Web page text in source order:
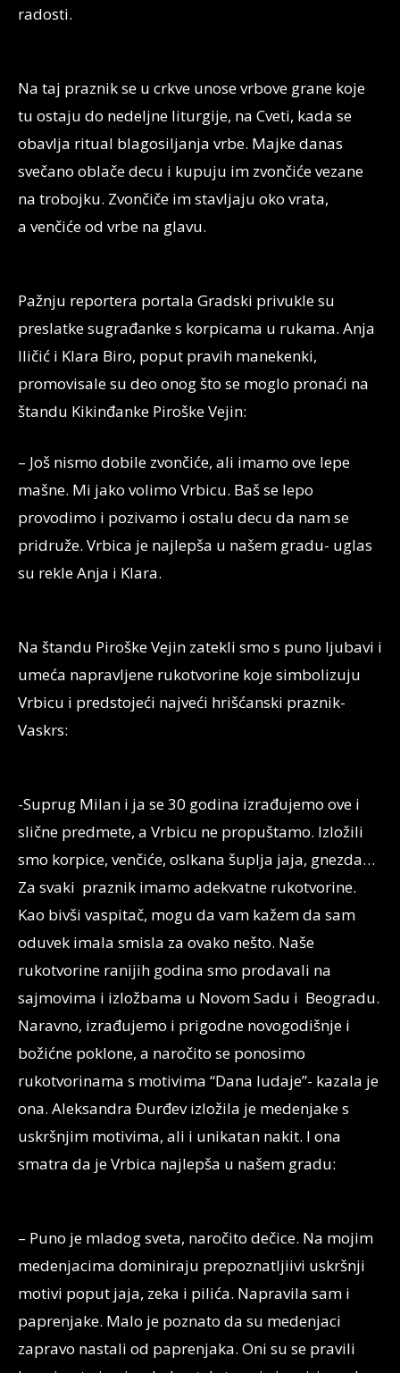
radosti.
Na taj praznik se u crkve unose vrbove grane koje
tu ostaju do nedeljne liturgije, na Cveti, kada se
obavlja ritual blagosiljanja vrbe. Majke danas
svečano oblače decu i kupuju im zvončiće vezane
na trobojku. Zvončiče im stavljaju oko vrata,
a venčiće od vrbe na glavu.
Pažnju reportera portala Gradski privukle su
preslatke sugrađanke s korpicama u rukama. Anja
Iličić i Klara Biro, poput pravih manekenki,
promovisale su deo onog što se moglo pronaći na
štandu Kikinđanke Piroške Vejin:
– Još nismo dobile zvončiće, ali imamo ove lepe
mašne. Mi jako volimo Vrbicu. Baš se lepo
provodimo i pozivamo i ostalu decu da nam se
pridruže. Vrbica je najlepša u našem gradu- uglas
su rekle Anja i Klara.
Na štandu Piroške Vejin zatekli smo s puno ljubavi i
umeća napravljene rukotvorine koje simbolizuju
Vrbicu i predstojeći najveći hrišćanski praznik-
Vaskrs:
-Suprug Milan i ja se 30 godina izrađujemo ove i
slične predmete, a Vrbicu ne propuštamo. Izložili
smo korpice, venčiće, oslkana šuplja jaja, gnezda…
Za svaki praznik imamo adekvatne rukotvorine.
Kao bivši vaspitač, mogu da vam kažem da sam
oduvek imala smisla za ovako nešto. Naše
rukotvorine ranijih godina smo prodavali na
sajmovima i izložbama u Novom Sadu i Beogradu.
Naravno, izrađujemo i prigodne novogodišnje i
božićne poklone, a naročito se ponosimo
rukotvorinama s motivima “Dana ludaje”- kazala je
ona. Aleksandra Đurđev izložila je medenjake s
uskršnjim motivima, ali i unikatan nakit. I ona
smatra da je Vrbica najlepša u našem gradu:
– Puno je mladog sveta, naročito dečice. Na mojim
medenjacima dominiraju prepoznatljiivi uskršnji
motivi poput jaja, zeka i pilića. Napravila sam i
paprenjake. Malo je poznato da su medenjaci
zapravo nastali od paprenjaka. Oni su se pravili